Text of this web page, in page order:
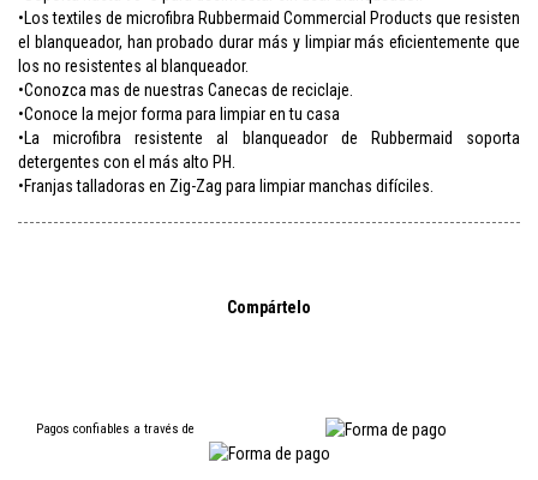
•Los textiles de microfibra Rubbermaid Commercial Products que resisten
el blanqueador, han probado durar más y limpiar más eficientemente que
los no resistentes al blanqueador.
•Conozca mas de nuestras Canecas de reciclaje.
•Conoce la mejor forma para limpiar en tu casa
•La microfibra resistente al blanqueador de Rubbermaid soporta
detergentes con el más alto PH.
•Franjas talladoras en Zig-Zag para limpiar manchas difíciles.
Compártelo
Pagos confiables a través de